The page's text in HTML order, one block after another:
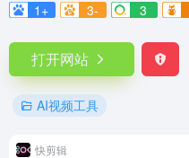
1+
3- 3
打开网站
AI视频工具
快剪辑